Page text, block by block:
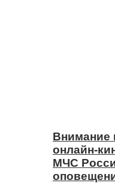
Внимание
онлайн-
МЧС